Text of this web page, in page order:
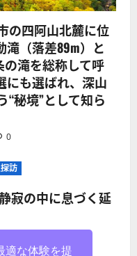
の四阿山北麓に位
（落差89m）と
滝を総称して呼
にも選ばれ、深山
“秘境”として知ら
0
訪
寂の中に息づく延
適な体験を提